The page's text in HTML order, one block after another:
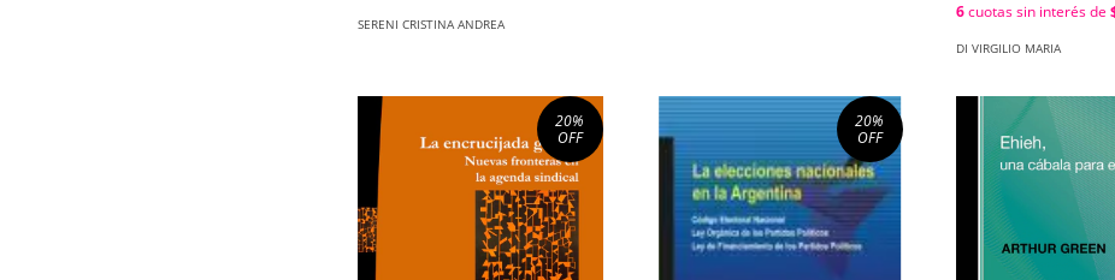
SERENI CRISTINA ANDREA
6cuotas sin interés de
DI VIRGILIO MARIA
20%
OFF
20%
OFF